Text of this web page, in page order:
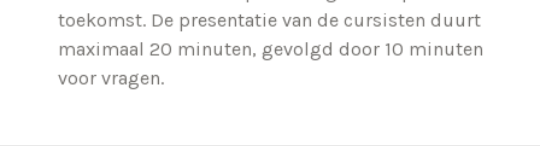
toekomst. De presentatie van de cursisten duurt
maximaal 20 minuten, gevolgd door 10 minuten
voor vragen.